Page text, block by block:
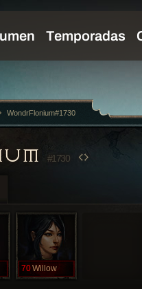
#1730
70Willow
WondrFlonium#1730